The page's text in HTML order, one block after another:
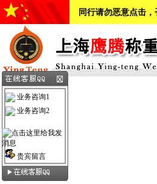
同行请勿恶意点击
业务咨询1
业务咨询2
贵宾留言